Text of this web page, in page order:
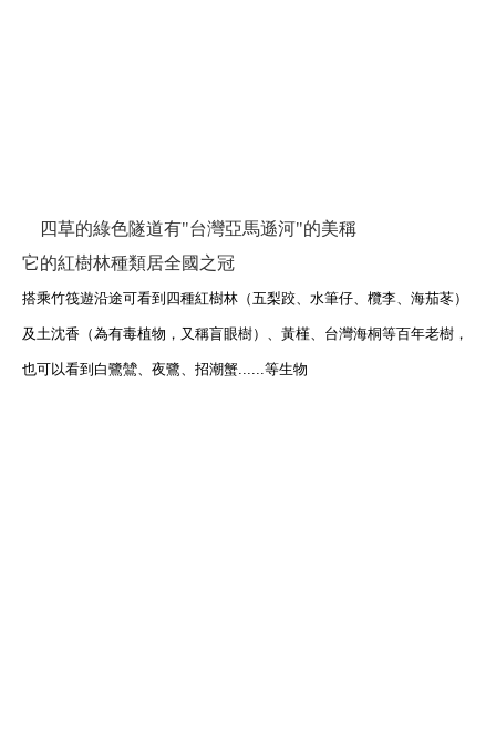
四草的綠色隧道有"台灣亞馬遜河"的美稱
它的紅樹林種類居全國之冠
搭乘竹筏遊沿途可看到四種紅樹林（五梨跤、水筆仔、欖李、海茄苳）
及土沈香（為有毒植物，又稱盲眼樹）、黃槿、台灣海桐等百年老樹，
也可以看到白鷺鷥、夜鷺、招潮蟹......等生物